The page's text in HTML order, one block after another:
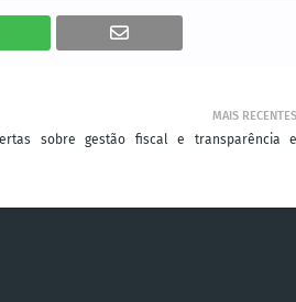
MAIS RECENTES
sobre gestão fiscal e transparência